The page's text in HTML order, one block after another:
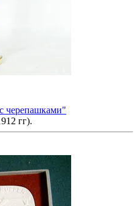
черепашками"
гг).